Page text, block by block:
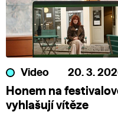
Video 20. 3.
Honem na
vyhlašují vítěze